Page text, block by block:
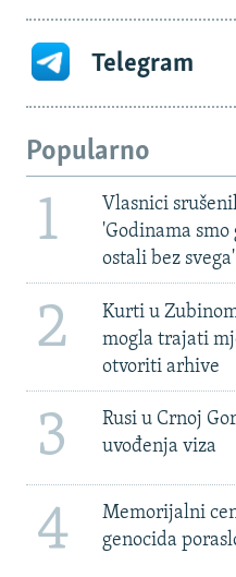
Telegram
Popularno
1
Vlasnici
'Godinama
ostali bez svega'
2
Kurti u
mogla trajati
otvoriti arhive
3
Rusi u Crnoj
uvođenja viza
4
Memorijalni
genocida